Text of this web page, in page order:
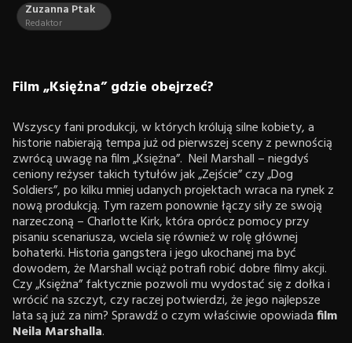
Zuzanna Ptak
Redaktor
Film „Księżna” gdzie obejrzeć?
Wszyscy fani produkcji, w których królują silne kobiety, a
historie nabierają tempa już od pierwszej sceny z pewnością
zwrócą uwagę na film „Księżna”. Neil Marshall – niegdyś
ceniony reżyser takich tytułów jak „Zejście” czy „Dog
Soldiers”, po kilku mniej udanych projektach wraca na rynek z
nową produkcją. Tym razem ponownie łączy siły ze swoją
narzeczoną – Charlotte Kirk, która oprócz pomocy przy
pisaniu scenariusza, wciela się również w rolę głównej
bohaterki. Historia gangstera i jego ukochanej ma być
dowodem, że Marshall wciąż potrafi robić dobre filmy akcji.
Czy „Księżna” faktycznie pozwoli mu wydostać się z dołka i
wrócić na szczyt, czy raczej potwierdzi, że jego najlepsze
lata są już za nim? Sprawdź o czym właściwie opowiadafilm
Neila Marshalla.